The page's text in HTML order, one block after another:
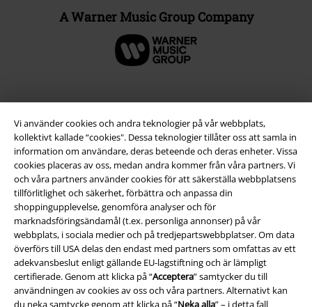
Vi använder cookies och andra teknologier på vår webbplats,
kollektivt kallade “cookies". Dessa teknologier tillåter oss att samla in
information om användare, deras beteende och deras enheter. Vissa
cookies placeras av oss, medan andra kommer från våra partners. Vi
och våra partners använder cookies för att säkerställa webbplatsens
tillförlitlighet och säkerhet, förbättra och anpassa din
shoppingupplevelse, genomföra analyser och för
marknadsföringsändamål (t.ex. personliga annonser) på vår
webbplats, i sociala medier och på tredjepartswebbplatser. Om data
överförs till USA delas den endast med partners som omfattas av ett
adekvansbeslut enligt gällande EU-lagstiftning och är lämpligt
certifierade. Genom att klicka på “Acceptera” samtycker du till
användningen av cookies av oss och våra partners. Alternativt kan
du neka samtycke genom att klicka på “Neka alla” – i detta fall
A Warner Music Group Company
Juridisk information/Villkor
Villkor
Om oss